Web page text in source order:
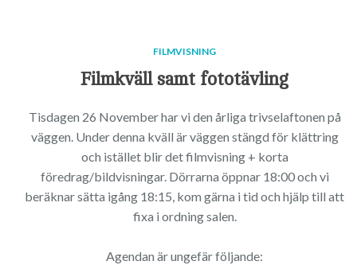
FILMVISNING
Filmkväll samt fototävling
Tisdagen 26 November har vi den årliga trivselaftonen på
väggen. Under denna kväll är väggen stängd för klättring
och istället blir det filmvisning + korta
föredrag/bildvisningar. Dörrarna öppnar 18:00 och vi
beräknar sätta igång 18:15, kom gärna i tid och hjälp till att
fixa i ordning salen.
Agendan är ungefär följande: